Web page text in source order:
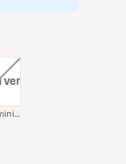
verkosta
04 Reminine Mauve